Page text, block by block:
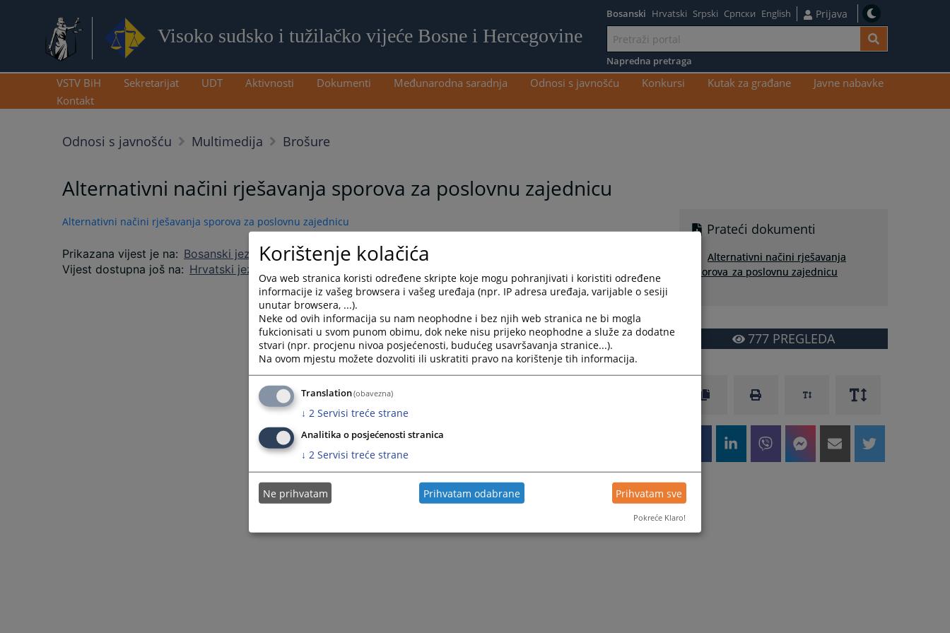
Visoko sudsko i tužilačko vijeće Bosne i Hercegovine
sadržaj
Bosanski Hrvatski Srpski Српски English Prijava
Napredna pretraga
VSTV BiH Sekretarijat UDT Aktivnosti Dokumenti Međunarodna saradnja Odnosi s javnošću Konkursi Kutak za građane
Javne nabavke
Kontakt
Odnosi s javnošću Multimedija Brošure
Alternativni načini rješavanja sporova za poslovnu zajednicu
Alternativni načini rješavanja sporova za poslovnu zajednicu
Prikazana vijest je na: Bosanski jezik
Vijest dostupna još na: Hrvatski jezik Српски језик
Prateći dokumenti
Alternativni načini rješavanja
sporova_za poslovnu zajednicu
777PREGLEDA
Korištenje kolačića
Ova web stranica koristi određene skripte koje mogu pohranjivati i koristiti određene
informacije iz vašeg browsera i vašeg uređaja (npr. IP adresa uređaja, varijable o sesiji
unutar browsera, ...).
Neke od ovih informacija su nam neophodne i bez njih web stranica ne bi mogla
fukcionisati u svom punom obimu, dok neke nisu prijeko neophodne a služe za dodatne
stvari (npr. procjenu nivoa posjećenosti, budućeg usavršavanja stranice...).
Na ovom mjestu možete dozvoliti ili uskratiti pravo na korištenje tih informacija.
Translation(obavezna)
↓ 2 Servisi treće strane
Analitika o posjećenosti stranica
↓ 2 Servisi treće strane
Ne prihvatam Prihvatam odabrane Prihvatam sve
Pokreće Klaro!